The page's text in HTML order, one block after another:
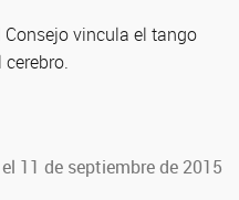
vincula el tango
en LinkedIn
11 de septiembre de 2015